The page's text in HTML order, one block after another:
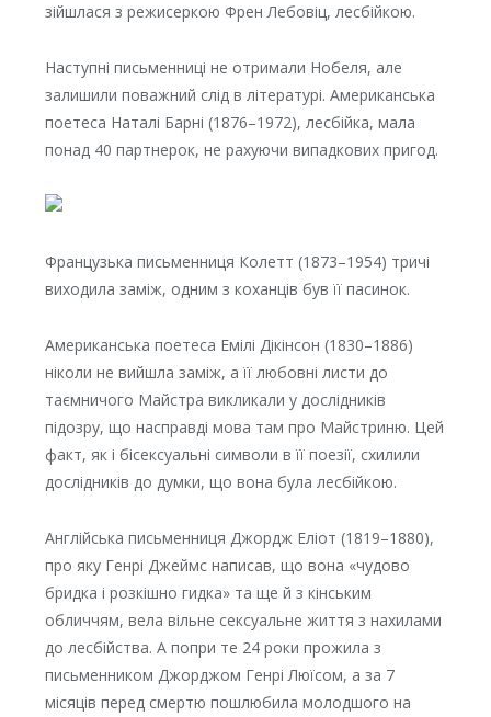
зійшлася з режисеркою Френ Лебовіц, лесбійкою.
Наступні письменниці не отримали Нобеля, але
залишили поважний слід в літературі. Американська
поетеса Наталі Барні (1876–1972), лесбійка, мала
понад 40 партнерок, не рахуючи випадкових пригод.
Французька письменниця Колетт (1873–1954) тричі
виходила заміж, одним з коханців був її пасинок.
Американська поетеса Емілі Дікінсон (1830–1886)
ніколи не вийшла заміж, а її любовні листи до
таємничого Майстра викликали у дослідників
підозру, що насправді мова там про Майстриню. Цей
факт, як і бісексуальні символи в її поезії, схилили
дослідників до думки, що вона була лесбійкою.
Англійська письменниця Джордж Еліот (1819–1880),
про яку Генрі Джеймс написав, що вона «чудово
бридка і розкішно гидка» та ще й з кінським
обличчям, вела вільне сексуальне життя з нахилами
до лесбійства. А попри те 24 роки прожила з
письменником Джорджом Генрі Люїсом, а за 7
місяців перед смертю пошлюбила молодшого на